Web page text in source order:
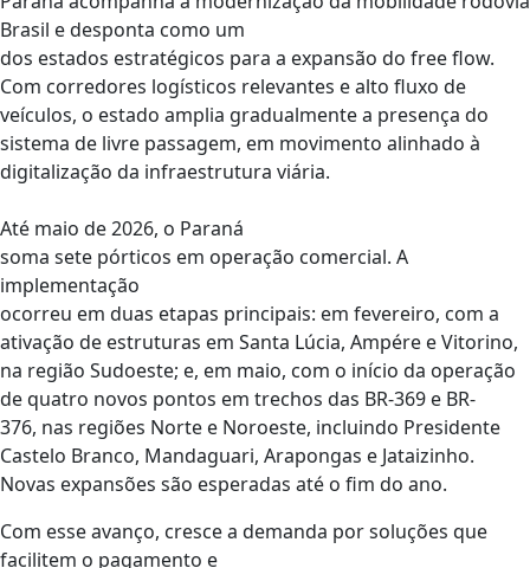
Brasil e desponta como um
dos estados estratégicos para a expansão do free flow.
Com corredores logísticos relevantes e alto fluxo de
veículos, o estado amplia gradualmente a presença do
sistema de livre passagem, em movimento alinhado à
digitalização da infraestrutura viária.
Até maio de 2026, o Paraná
soma sete pórticos em operação comercial. A
implementação
ocorreu em duas etapas principais: em fevereiro, com a
ativação de estruturas em Santa Lúcia, Ampére e Vitorino,
na região Sudoeste; e, em maio, com o início da operação
de quatro novos pontos em trechos das BR-369 e BR-
376, nas regiões Norte e Noroeste, incluindo Presidente
Castelo Branco, Mandaguari, Arapongas e Jataizinho.
Novas expansões são esperadas até o fim do ano.
Com esse avanço, cresce a demanda por soluções que
facilitem o pagamento e